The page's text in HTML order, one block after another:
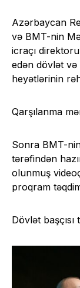
Azərbaycan
və BMT-nin
icraçı
edən dövlət və
heyətlərinin
Qarşılanma
Sonra BMT-
tərəfindən
olunmuş
proqram
Dövlət başçısı